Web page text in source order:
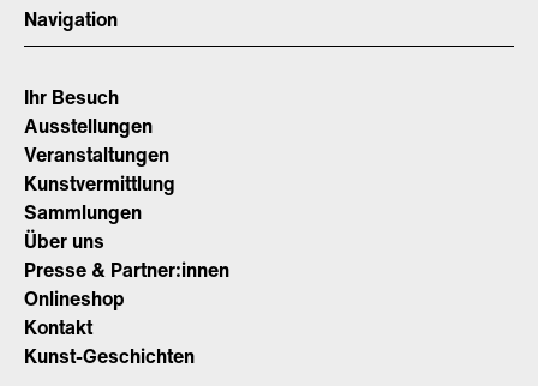
Navigation
Ihr Besuch
Ausstellungen
Veranstaltungen
Kunstvermittlung
Sammlungen
Über uns
Presse & Partner:innen
Onlineshop
Kontakt
Kunst-Geschichten